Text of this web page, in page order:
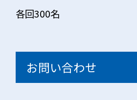
各回300名
お問い合わせ